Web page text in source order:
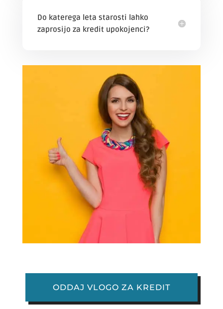
Do katerega leta starosti lahko
zaprosijo za kredit upokojenci?
ODDAJ VLOGO ZA KREDIT